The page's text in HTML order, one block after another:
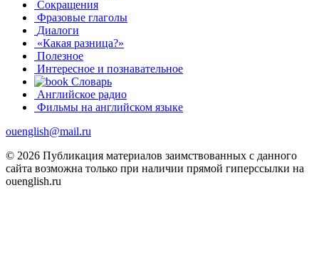
Сокращения
Фразовые глаголы
Диалоги
«Какая разница?»
Полезное
Интересное и познавательное
Словарь
Английское радио
Фильмы на английском языке
ouenglish@mail.ru
© 2026 Публикация материалов заимствованных с данного
сайта возможна только при наличии прямой гиперссылки на
ouenglish.ru